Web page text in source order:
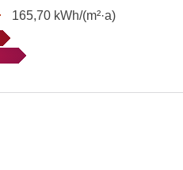
165,70 kWh/(m²·a)